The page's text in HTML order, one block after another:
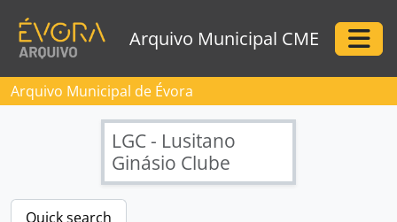
Arquivo Municipal CME
Arquivo Municipal de Évora
LGC - Lusitano
Ginásio Clube
Quick search